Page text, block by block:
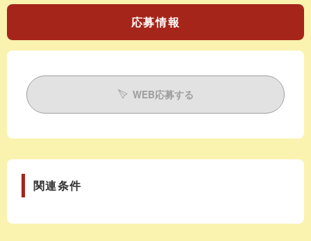
応募情報
WEB応募する
関連条件